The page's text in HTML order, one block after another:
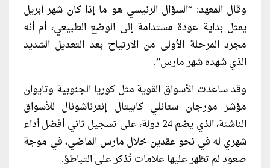
وقال المعهد: “السؤال الرئيسي هو ما إذا كان شهر أبريل
يمثل بداية عودة مستدامة إلى الوضع الطبيعي، أم أنه
مجرد المرحلة الأولى من الارتياح بعد التعديل الشديد
الذي شهده شهر مارس”.
وقد ساعدت الأسواق القوية مثل كوريا الجنوبية وتايوان
مؤشر مورجان ستانلي كابيتال إنترناشونال للأسواق
الناشئة، الذي يضم 24 دولة، على تسجيل ثاني أفضل أداء
شهري له في نحو عقدين خلال مارس الماضي، في موجة
صعود لم تظهر عليها علامات تُذكر على التباطؤ.